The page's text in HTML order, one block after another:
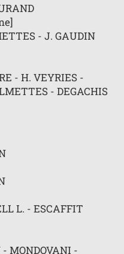
- J. GAUDIN
- H. VEYRIES -
- DEGACHIS
L. - ESCAFFIT
MONDOVANI -